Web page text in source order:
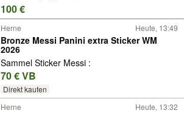
100 €
Herne Heute, 13:49
Bronze Messi Panini extra Sticker WM
2026
Sammel Sticker Messi :
70 € VB
Direkt kaufen
Herne Heute, 13:32